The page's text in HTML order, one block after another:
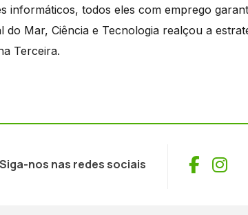
informáticos, todos eles com emprego
Mar, Ciência e Tecnologia realçou a
Terceira.
Siga-nos nas redes sociais